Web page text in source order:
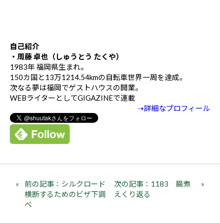
自己紹介
・周藤 卓也（しゅうとう たくや）
1983年 福岡県生まれ。
150カ国と13万1214.54kmの自転車世界一周を達成。
次なる夢は福岡でゲストハウスの開業。
WEBライターとしてGIGAZINEで連載
⇢詳細なプロフィール
前の記事：シルクロード
横断するためのビザ下調
べ
次の記事：1183 腸煮
えくり返る